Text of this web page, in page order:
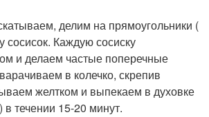
делим на прямоугольники (
сосисок. Каждую сосиску
и делаем частые поперечные
в колечко, скрепив
желтком и выпекаем в духовке
в течении 15-20 минут.